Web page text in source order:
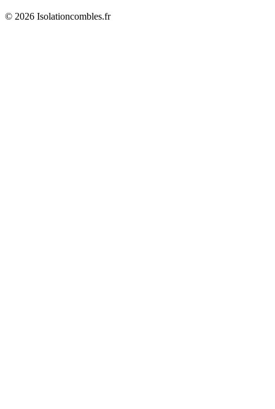
© 2026 Isolationcombles.fr